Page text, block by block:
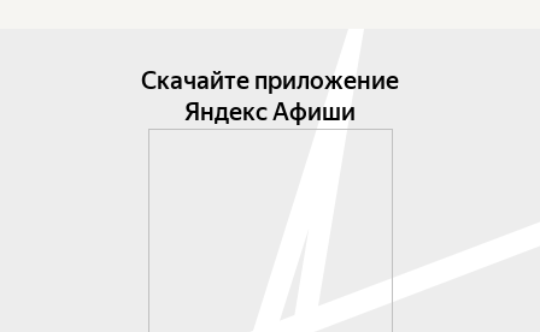
Скачайте приложение
Яндекс Афиши